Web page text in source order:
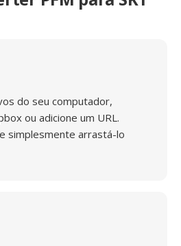
do seu computador,
ou adicione um URL.
simplesmente arrastá-lo